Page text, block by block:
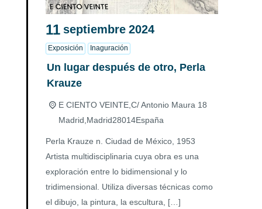
11 septiembre 2024
Exposición Inaguración
Un lugar después de otro, Perla
Krauze
E CIENTO VEINTE, C/ Antonio Maura 18
Madrid Madrid28014España
Perla Krauze n. Ciudad de México, 1953
Artista multidisciplinaria cuya obra es una
exploración entre lo bidimensional y lo
tridimensional. Utiliza diversas técnicas como
el dibujo, la pintura, la escultura, […]